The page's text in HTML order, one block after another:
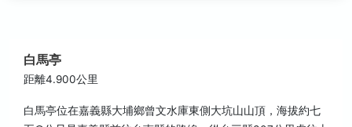
白馬亭
距離4.900公里
白馬亭位在嘉義縣大埔鄉曾文水庫東側大坑山山頂，海拔約七